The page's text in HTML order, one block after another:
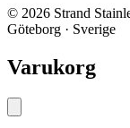
© 2026 Strand
Göteborg · Sverige
Varukorg